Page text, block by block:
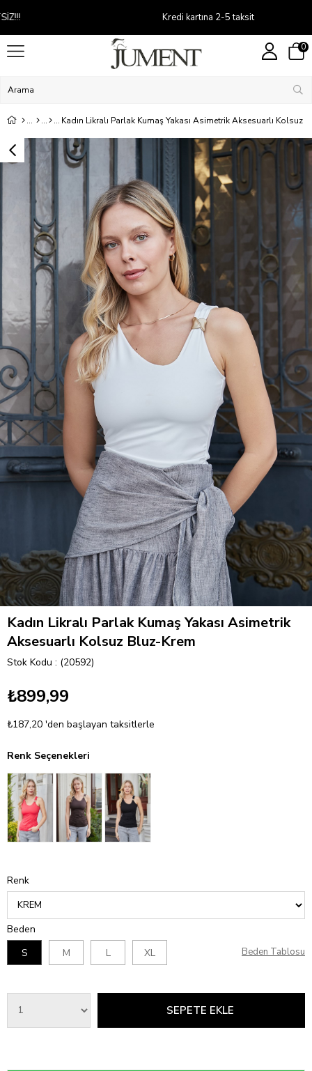
Kredi kartına 2-5 taksit
0
Kadın Likralı Parlak Kumaş Yakası Asimetrik Aksesuarlı Kolsuz
Kadın Likralı Parlak Kumaş Yakası Asimetrik
Aksesuarlı Kolsuz Bluz-Krem
Stok Kodu (20592)
₺899,99
₺187,20 'den başlayan taksitlerle
Renk Seçenekleri
Renk
Beden
S
M L XL Beden Tablosu